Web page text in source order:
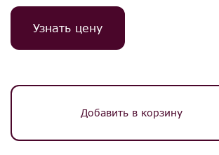
Узнать цену
Добавить в корзину